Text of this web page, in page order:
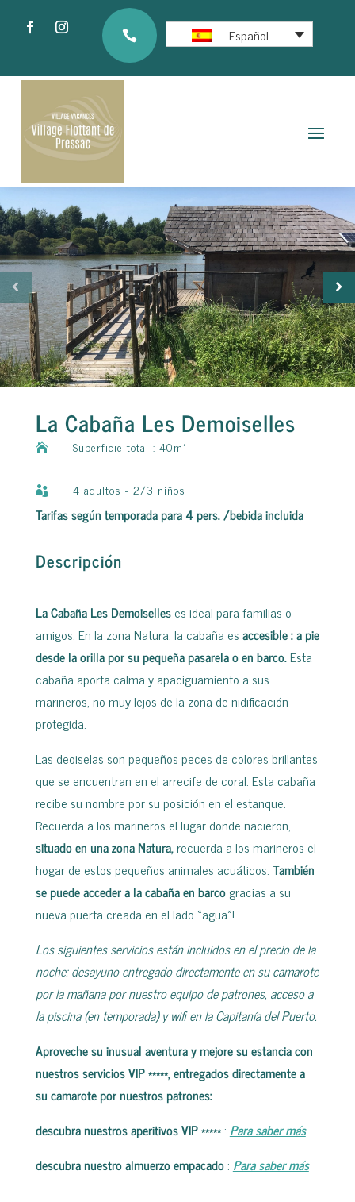
 Español
La Cabaña Les Demoiselles
 Superficie total : 40m²
 4 adultos - 2/3 niños
Tarifas según temporada para 4 pers. /bebida incluida
Descripción
La Cabaña Les Demoiselleses ideal para familias o
amigos. En la zona Natura, la cabaña esaccesible : a pie
desde la orilla por su pequeña pasarela o en barco.Esta
cabaña aporta calma y apaciguamiento a sus
marineros, no muy lejos de la zona de nidificación
protegida.
Las deoiselas son pequeños peces de colores brillantes
que se encuentran en el arrecife de coral. Esta cabaña
recibe su nombre por su posición en el estanque.
Recuerda a los marineros el lugar donde nacieron,
situado en una zona Natura,recuerda a los marineros el
hogar de estos pequeños animales acuáticos. También
se puede acceder a la cabaña en barcogracias a su
nueva puerta creada en el lado «agua»!
Los siguientes servicios están incluidos en el precio de la
noche: desayuno entregado directamente en su camarote
por la mañana por nuestro equipo de patrones, acceso a
la piscina (en temporada) y wifi en la Capitanía del Puerto.
Aproveche su inusual aventura y mejore su estancia con
nuestros servicios VIP *****, entregados directamente a
su camarote por nuestros patrones:
descubra nuestros aperitivos VIP *****: Para saber más
descubra nuestro almuerzo empacado: Para saber más